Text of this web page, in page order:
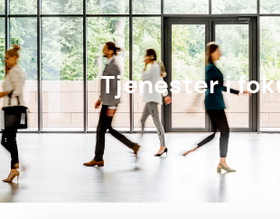
Tjenester i